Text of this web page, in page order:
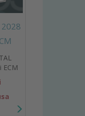
2028
ECM